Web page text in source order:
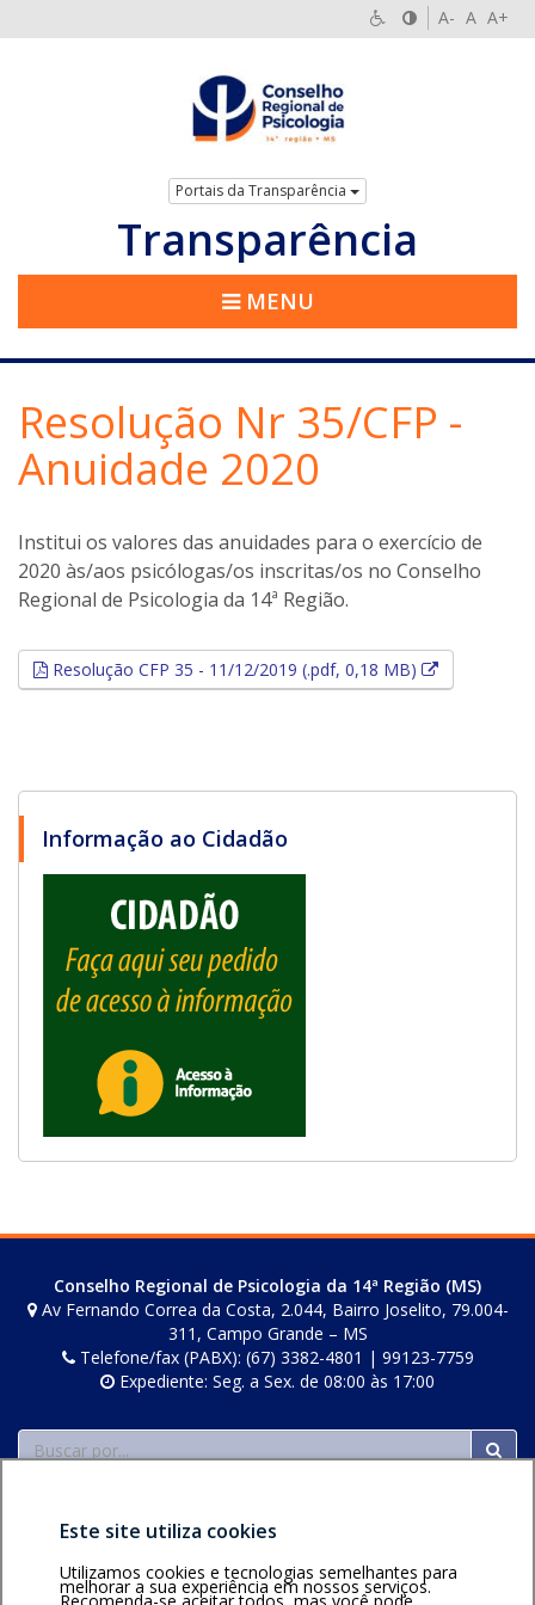
A- A A+
Portais da Transparência
Transparência
MENU
Resolução Nr 35/CFP -
Anuidade 2020
Institui os valores das anuidades para o exercício de
2020 às/aos psicólogas/os inscritas/os no Conselho
Regional de Psicologia da 14ª Região.
Resolução CFP 35 - 11/12/2019 (.pdf, 0,18 MB) Esse link
Informação ao Cidadão
Conselho Regional de Psicologia da 14ª Região (MS)
Av Fernando Correa da Costa, 2.044, Bairro Joselito, 79.004-
311, Campo Grande – MS
Telefone/fax (PABX): (67) 3382-4801 | 99123-7759
Expediente: Seg. a Sex. de 08:00 às 17:00
Buscar
Este site utiliza cookies
Utilizamos cookies e tecnologias semelhantes para
melhorar a sua experiência em nossos serviços.